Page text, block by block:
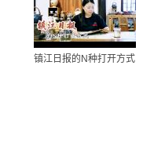
镇江日报的N种打开方式